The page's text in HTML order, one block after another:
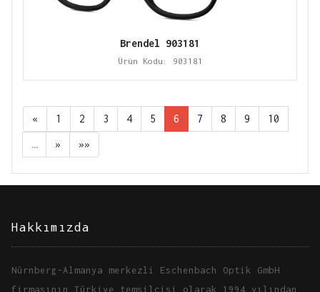
Brendel 903181
Ürün Kodu: 903181
« 1 2 3 4 5 6 7 8 9 10
… » »»
Hakkımızda
Nürnberg-Almanya merkezli Eschenbach Optik GmbH
firmasının Türkiye temsilcisi olarak 1994 yılından